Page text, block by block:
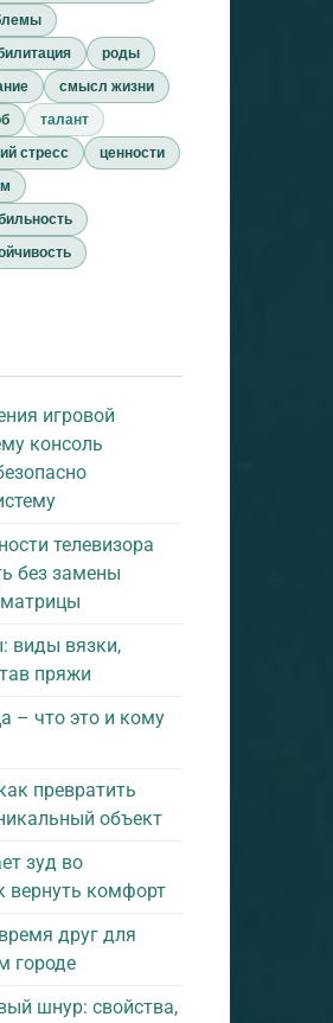
роды
смысл жизни
талант
стресс
ценности
игровой
консоль
телевизора
без замены
виды вязки,
пряжи
– что это и кому
превратить
объект
зуд во
вернуть комфорт
друг для
городе
шнур: свойства,